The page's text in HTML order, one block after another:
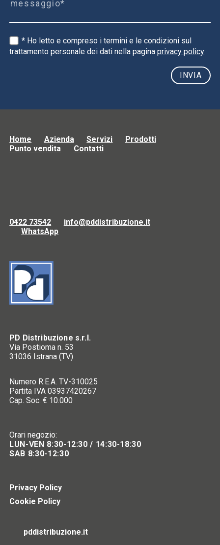
* Ho letto e compreso i termini e le condizioni sul
trattamento personale dei dati nella paginaprivacy policy
Home Azienda Servizi
Prodotti
Punto vendita
Contatti
0422 73542
info@pddistribuzione.it
WhatsApp
PD Distribuzione s.r.l.
Via Postioma n. 53
31036 Istrana (TV)
Numero R.E.A. TV-310025
Partita IVA 03937420267
Cap. Soc. € 10.000
Orari negozio:
LUN-VEN 8:30-12:30 / 14:30-18:30
SAB 8:30-12:30
Privacy Policy
Cookie Policy
pddistribuzione.it